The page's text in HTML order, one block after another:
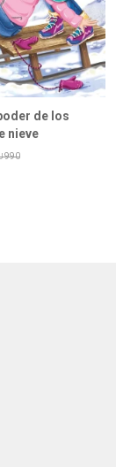
de los
nieve
990